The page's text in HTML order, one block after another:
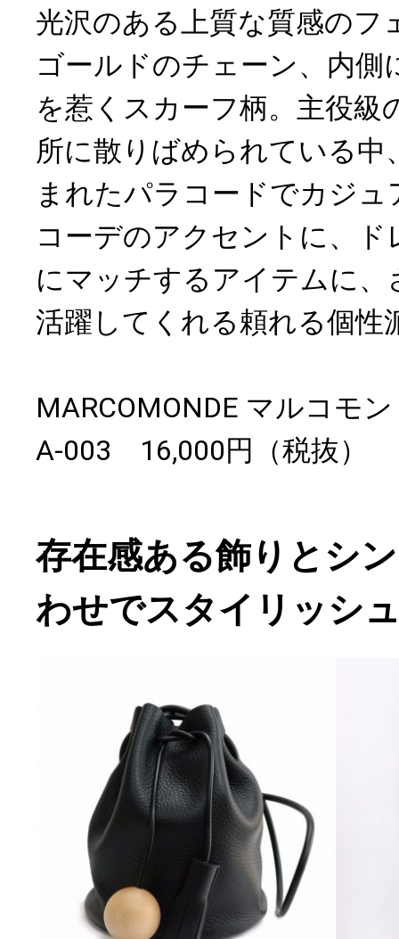
光沢のある上質な質感のフ
ゴールドのチェーン、内側
を惹くスカーフ柄。主役級
所に散りばめられている中
まれたパラコードでカジ
コーデのアクセントに、
にマッチするアイテムに
活躍してくれる頼れる個性
MARCOMONDE マルコモ
A-003 16,000円（税抜）
存在感ある飾りとシ
わせでスタイリッシ